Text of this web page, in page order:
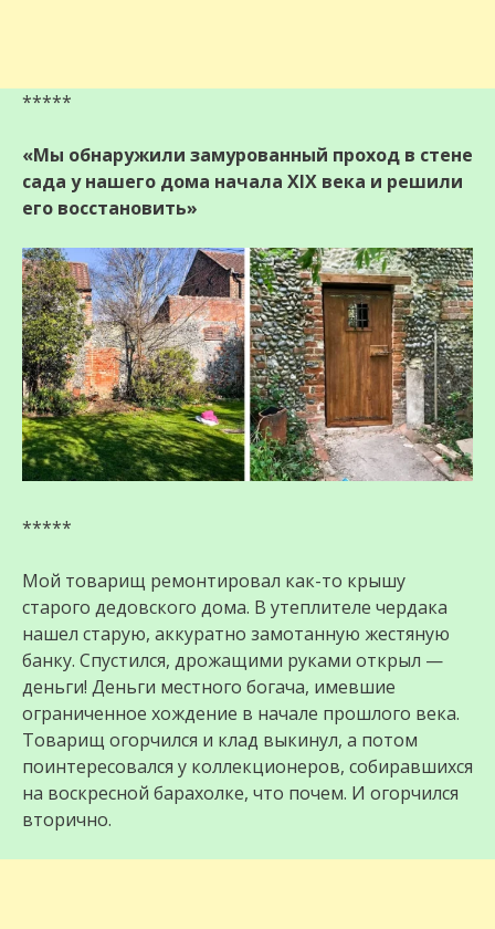
*****
«Мы обнаружили замурованный проход в стене
сада у нашего дома начала XIX века и решили
его восстановить»
*****
Мой товарищ ремонтировал как-то крышу
старого дедовского дома. В утеплителе чердака
нашел старую, аккуратно замотанную жестяную
банку. Спустился, дрожащими руками открыл —
деньги! Деньги местного богача, имевшие
ограниченное хождение в начале прошлого века.
Товарищ огорчился и клад выкинул, а потом
поинтересовался у коллекционеров, собиравшихся
на воскресной барахолке, что почем. И огорчился
вторично.